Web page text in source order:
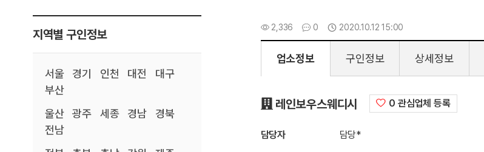
지역별 구인정보
서울 경기 인천 대전
대구
부산
울산
광주 세종 경남
경북
전남
2,336조회 0댓글 2020.10.12 15:00
업데이트일
업소정보 구인정보 상세정보
레인보우스웨디시 구인정보0 관심업체 등록
담당자 담당*